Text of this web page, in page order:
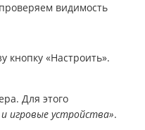
видимость
«Настроить».
Для этого
игровые устройства».